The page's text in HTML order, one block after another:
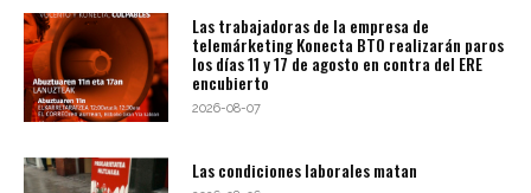
Las trabajadoras de la empresa de
telemárketing Konecta BTO realizarán paros
los días 11 y 17 de agosto en contra del ERE
encubierto
2026-08-07
Las condiciones laborales matan